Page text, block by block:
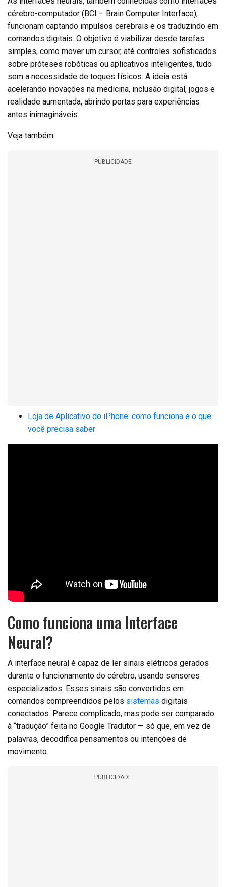
cérebro-computador (BCI – Brain Computer Interface),
funcionam captando impulsos cerebrais e os traduzindo em
comandos digitais. O objetivo é viabilizar desde tarefas
simples, como mover um cursor, até controles sofisticados
sobre próteses robóticas ou aplicativos inteligentes, tudo
sem a necessidade de toques físicos. A ideia está
acelerando inovações na medicina, inclusão digital, jogos e
realidade aumentada, abrindo portas para experiências
antes inimagináveis.
Veja também:
PUBLICIDADE
Loja de Aplicativo do iPhone: como funciona e o que
você precisa saber
Como funciona uma Interface
Neural?
A interface neural é capaz de ler sinais elétricos gerados
durante o funcionamento do cérebro, usando sensores
especializados. Esses sinais são convertidos em
comandos compreendidos pelos sistemas digitais
conectados. Parece complicado, mas pode ser comparado
à “tradução” feita no Google Tradutor — só que, em vez de
palavras, decodifica pensamentos ou intenções de
movimento.
PUBLICIDADE